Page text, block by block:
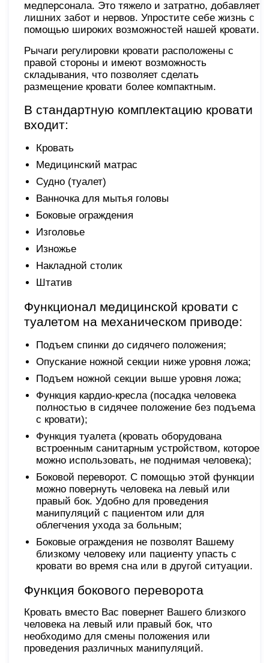
медперсонала. Это тяжело и затратно, добавляет
лишних забот и нервов. Упростите себе жизнь с
помощью широких возможностей нашей кровати.
Рычаги регулировки кровати расположены с
правой стороны и имеют возможность
складывания, что позволяет сделать
размещение кровати более компактным.
В стандартную комплектацию кровати
входит:
Кровать
Медицинский матрас
Судно (туалет)
Ванночка для мытья головы
Боковые ограждения
Изголовье
Изножье
Накладной столик
Штатив
Функционал медицинской кровати с
туалетом на механическом приводе:
Подъем спинки до сидячего положения;
Опускание ножной секции ниже уровня ложа;
Подъем ножной секции выше уровня ложа;
Функция кардио-кресла (посадка человека
полностью в сидячее положение без подъема
с кровати);
Функция туалета (кровать оборудована
встроенным санитарным устройством, которое
можно использовать, не поднимая человека);
Боковой переворот. С помощью этой функции
можно повернуть человека на левый или
правый бок. Удобно для проведения
манипуляций с пациентом или для
облегчения ухода за больным;
Боковые ограждения не позволят Вашему
близкому человеку или пациенту упасть с
кровати во время сна или в другой ситуации.
Функция бокового переворота
Кровать вместо Вас повернет Вашего близкого
человека на левый или правый бок, что
необходимо для смены положения или
проведения различных манипуляций.